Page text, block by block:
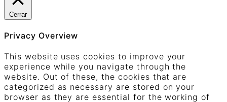
Cerrar
Privacy Overview
This website uses cookies to improve your
experience while you navigate through the
website. Out of these, the cookies that are
categorized as necessary are stored on your
browser as they are essential for the working of